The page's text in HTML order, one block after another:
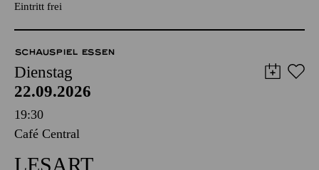
Eintritt frei
SCHAUSPIEL ESSEN
Dienstag
22.09.2026
19:30
Café Central
LESART